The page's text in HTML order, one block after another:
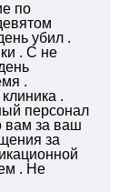
по
убил .
. С не
.
.
персонал
вам за ваш
за
. Не